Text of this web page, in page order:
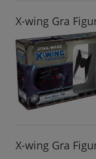
X-wing Gra
X-wing Gra